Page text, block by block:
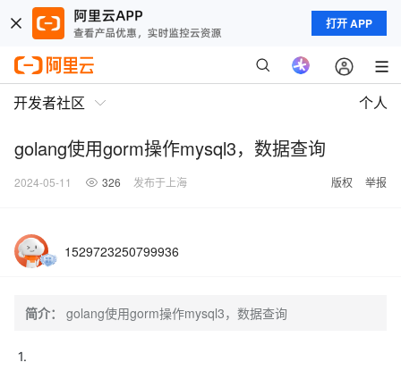
打开 APP
开发者社区 个人
golang使用gorm操作mysql3，数据查询
2024-05-11 326 发布于上海 版权 举报
1529723250799936
简介： golang使用gorm操作mysql3，数据查询
1.